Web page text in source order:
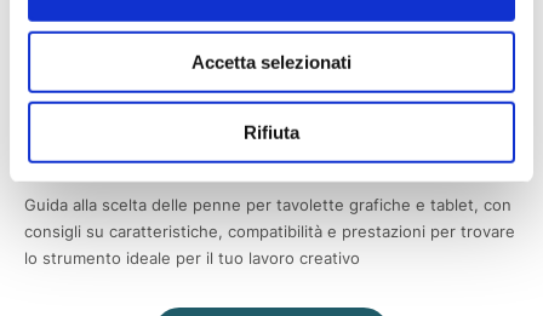
Accetta selezionati
Rifiuta
Le penne per tavolette grafiche e
tablet: quale scegliere
CONSIGLI PRATICI
Guida alla scelta delle penne per tavolette grafiche e tablet, con
consigli su caratteristiche, compatibilità e prestazioni per trovare
lo strumento ideale per il tuo lavoro creativo